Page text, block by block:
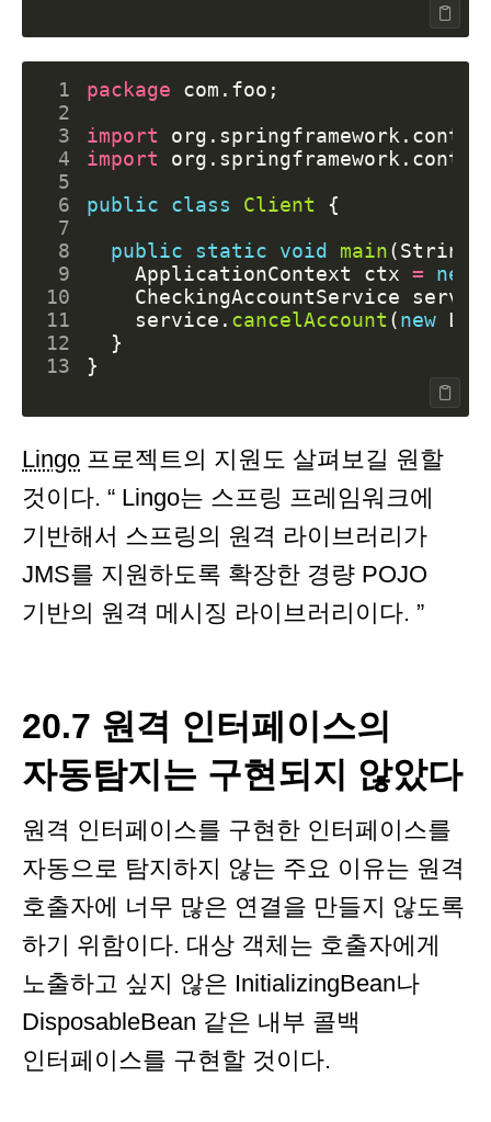
1 package com.foo ;
2
3
import
4
import
5
6
public class Client
{
7
8
public static void main(String
9
ApplicationContext ctx = new
10
CheckingAccountService
11
service . cancelAccount (new
12
}
13
}
Lingo 프로젝트의 지원도 살펴보길 원할
것이다. “ Lingo는 스프링 프레임워크에
기반해서 스프링의 원격 라이브러리가
JMS를 지원하도록 확장한 경량 POJO
기반의 원격 메시징 라이브러리이다. ”
20.7 원격 인터페이스의
자동탐지는 구현되지 않았다
원격 인터페이스를 구현한 인터페이스를
자동으로 탐지하지 않는 주요 이유는 원격
호출자에 너무 많은 연결을 만들지 않도록
하기 위함이다. 대상 객체는 호출자에게
노출하고 싶지 않은 InitializingBean나
DisposableBean 같은 내부 콜백
인터페이스를 구현할 것이다.